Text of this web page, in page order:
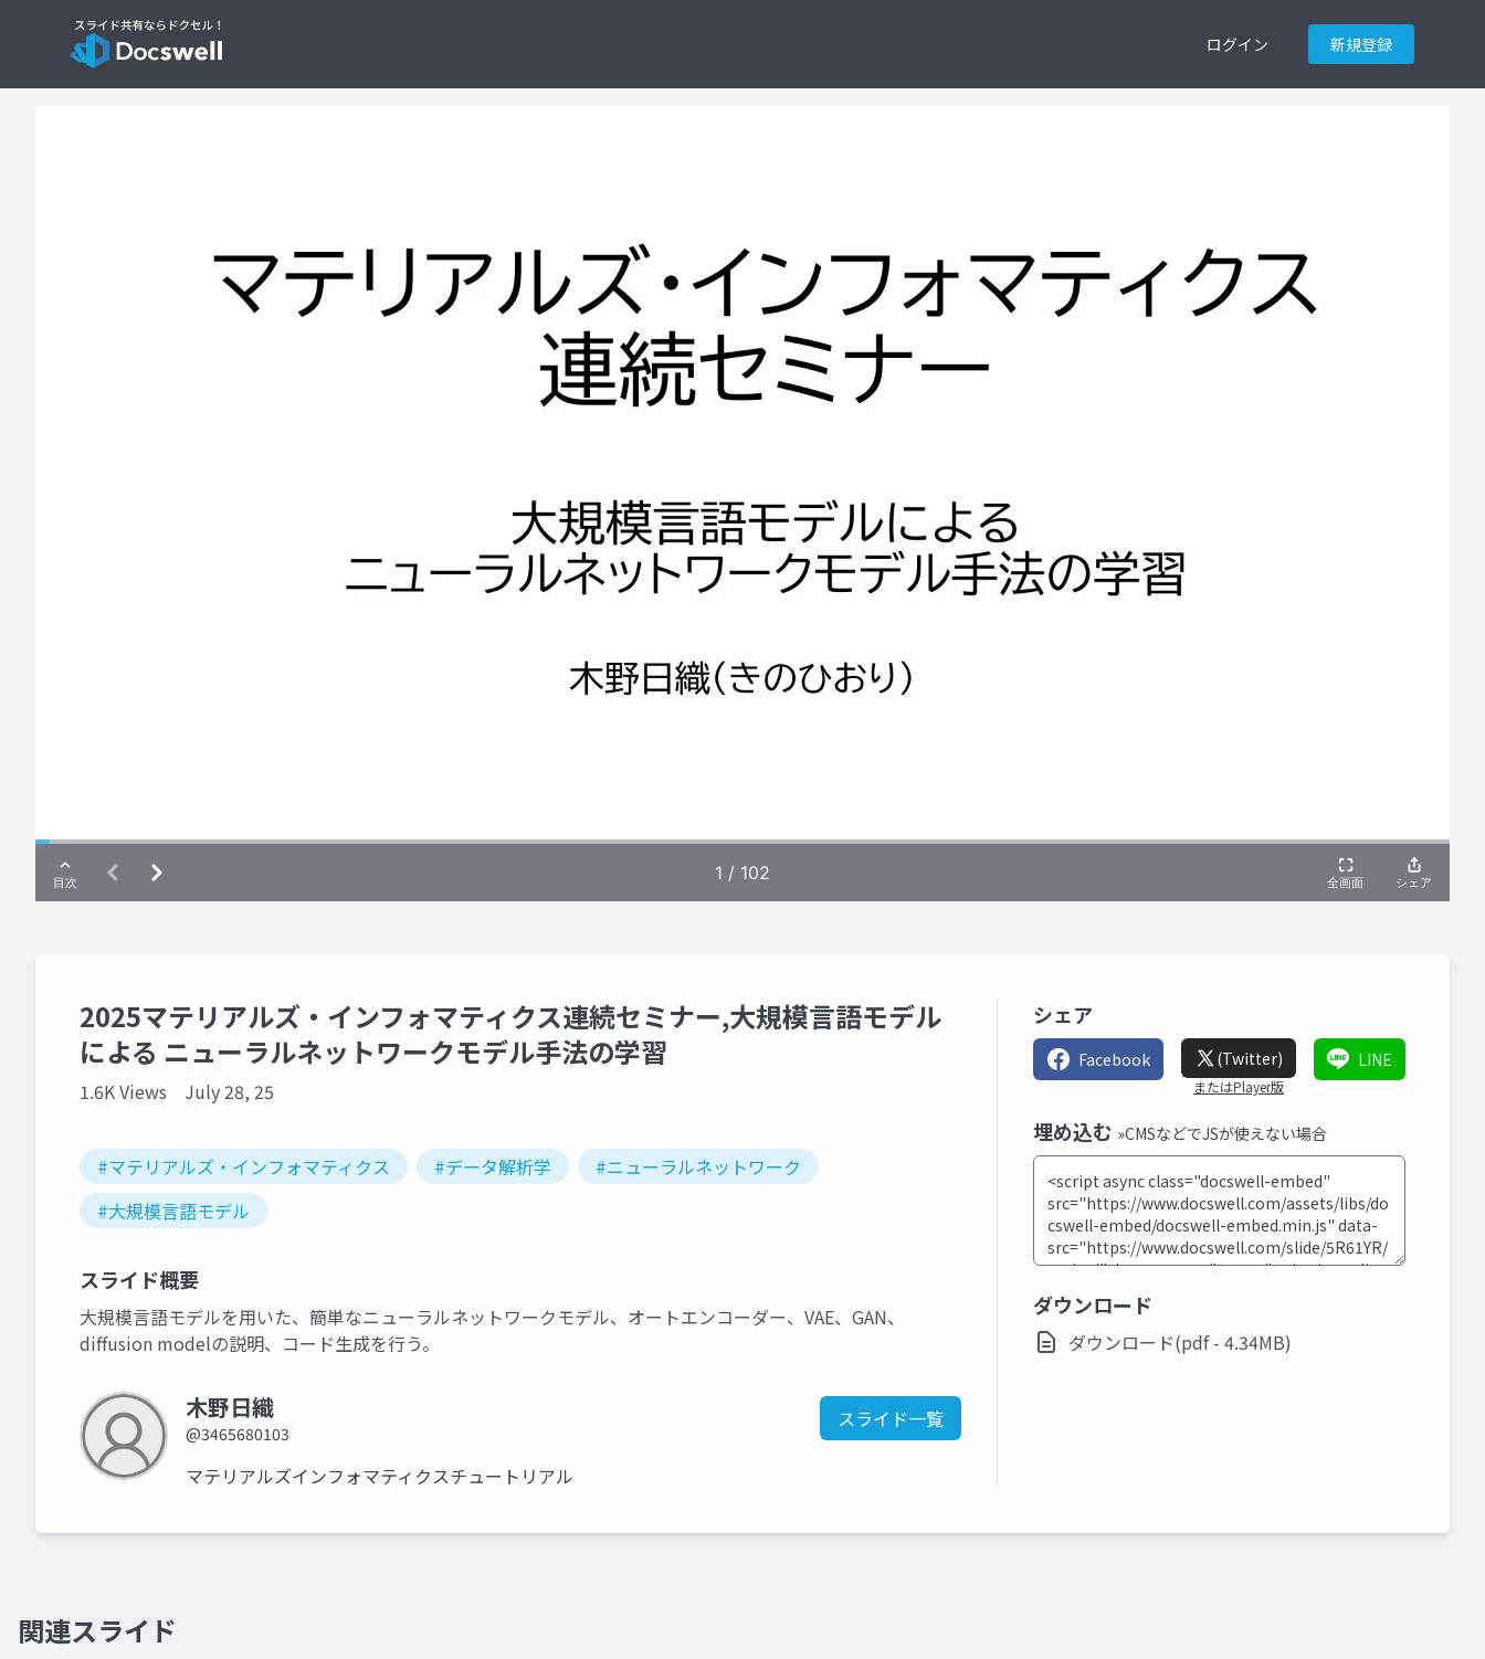
ログイン 新規登録
2025マテリアルズ・インフォマティクス連続セミナー,大規模言語モデル
による ニューラルネットワークモデル手法の学習
1.6K Views July 28, 25
#マテリアルズ・インフォマティクス #データ解析学
#ニューラルネットワーク
#大規模言語モデル
スライド概要
大規模言語モデルを用いた、簡単なニューラルネットワークモデル、オートエンコーダー、VAE、GAN、
diffusion modelの説明、コード生成を行う。
木野日織
@3465680103
スライド一覧
マテリアルズインフォマティクスチュートリアル
シェア
Facebook (Twitter)
またはPlayer版
LINE
埋め込む »CMSなどでJSが使えない場合
ダウンロード
ダウンロード(pdf - 4.34MB)
関連スライド